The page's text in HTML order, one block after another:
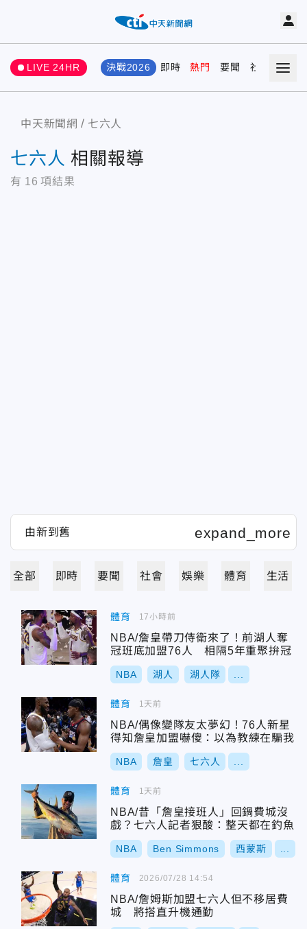
LIVE 24HR 決戰2026 即時 熱門 要聞 社會 娛樂
中天新聞網 七六人
七六人 相關報導
有 16 項結果
全部 即時 要聞 社會 娛樂 體育 生活
體育
NBA/詹皇帶刀侍衛來了！前湖人奪
冠班底加盟76人 相隔5年重聚拚冠
NBA 湖人 湖人隊
17小時前
體育
NBA/偶像變隊友太夢幻！76人新星
得知詹皇加盟嚇傻：以為教練在騙我
NBA 詹皇 七六人
1天前
體育
NBA/昔「詹皇接班人」回鍋費城沒
戲？七六人記者狠酸：整天都在釣魚
NBA Ben Simmons 西蒙斯
1天前
體育
NBA/詹姆斯加盟七六人但不移居費
城 將搭直升機通勤
2026/07/28 14:54